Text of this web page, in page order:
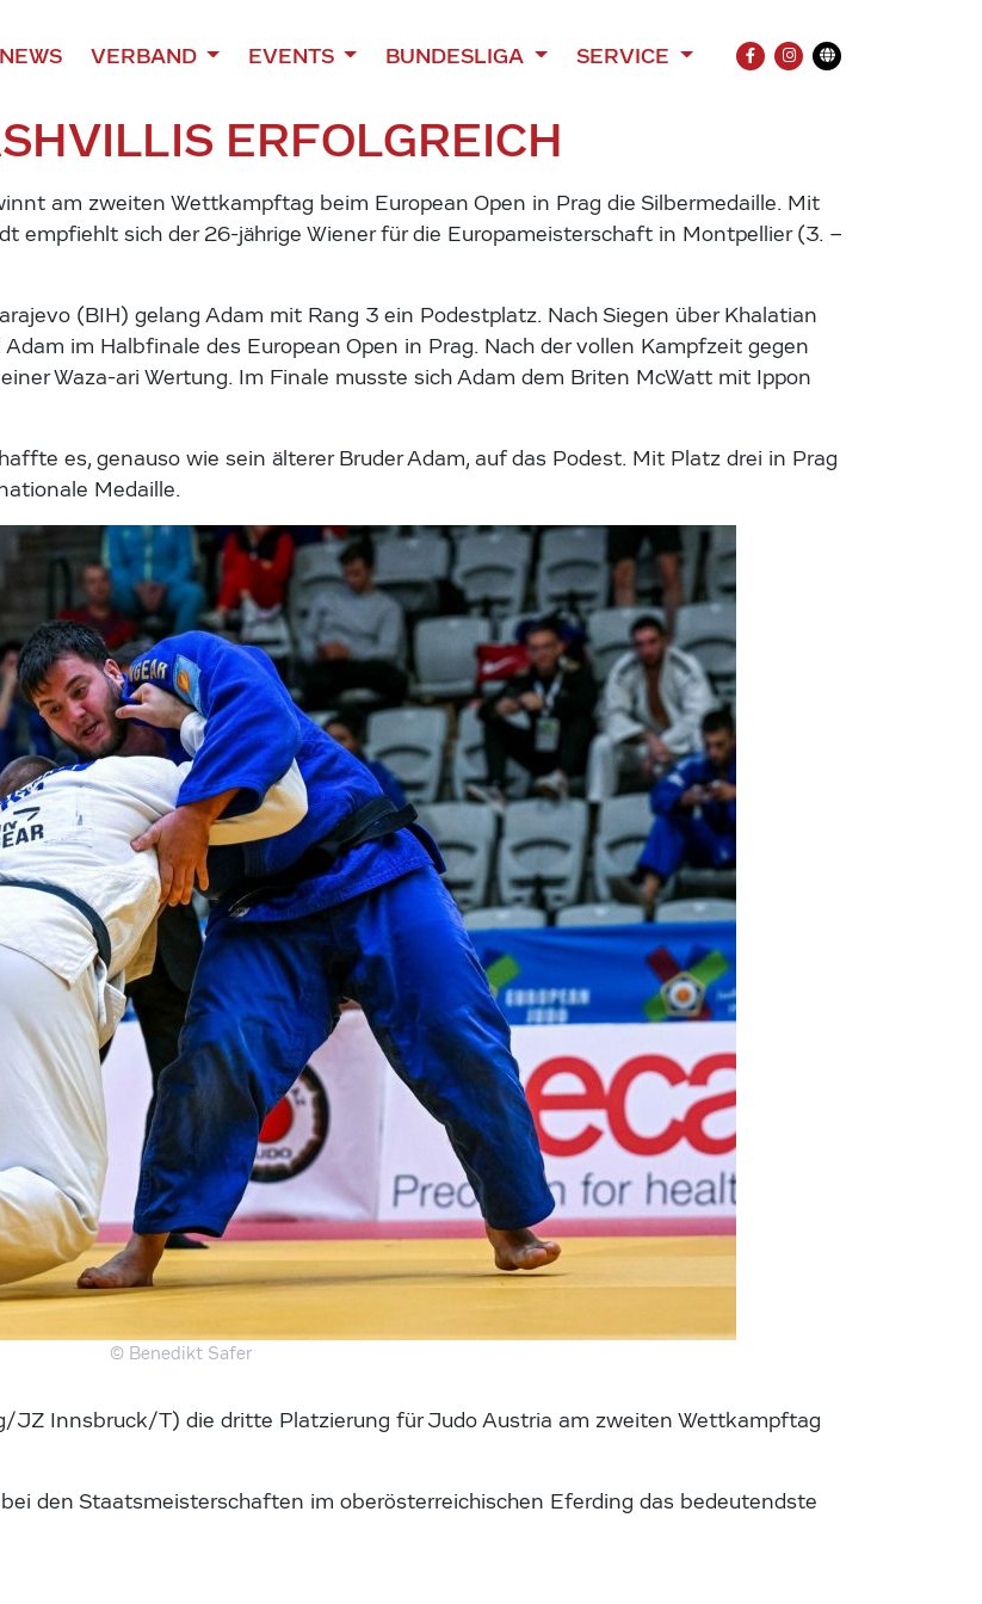
NEWS VERBAND EVENTS BUNDESLIGA SERVICE
FACEBOOK
INSTAGRAM
Übersetzung
ERFOLGREICH
am zweiten Wettkampftag beim European Open in Prag die Silbermedaille. Mit
empfiehlt sich der 26-jährige Wiener für die Europameisterschaft in Montpellier (3. –
(BIH) gelang Adam mit Rang 3 ein Podestplatz. Nach Siegen über Khalatian
im Halbfinale des European Open in Prag. Nach der vollen Kampfzeit gegen
Waza-ari Wertung. Im Finale musste sich Adam dem Briten McWatt mit Ippon
es, genauso wie sein älterer Bruder Adam, auf das Podest. Mit Platz drei in Prag
Medaille.
© Benedikt Safer
Innsbruck/T) die dritte Platzierung für Judo Austria am zweiten Wettkampftag
den Staatsmeisterschaften im oberösterreichischen Eferding das bedeutendste